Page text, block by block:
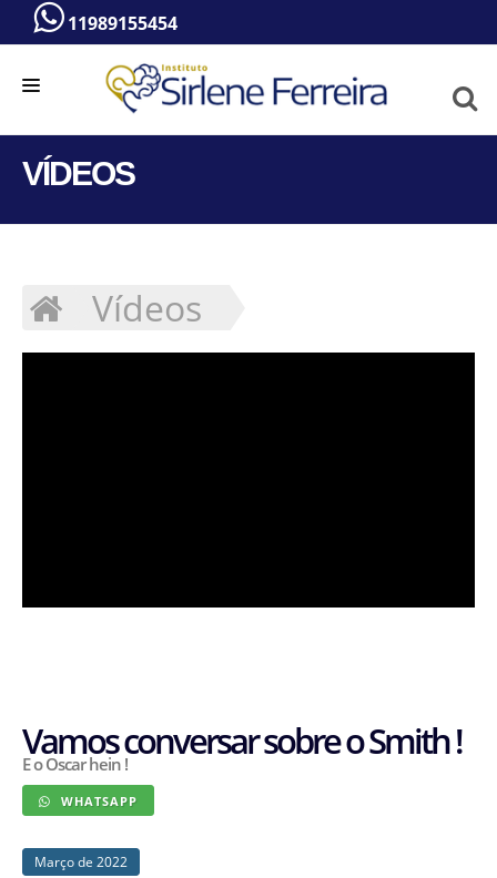
11989155454
HOME
VÍDEOS
Vídeos
Vamos conversar sobre o Smith !
E o Oscar hein !
WHATSAPP
Março de 2022